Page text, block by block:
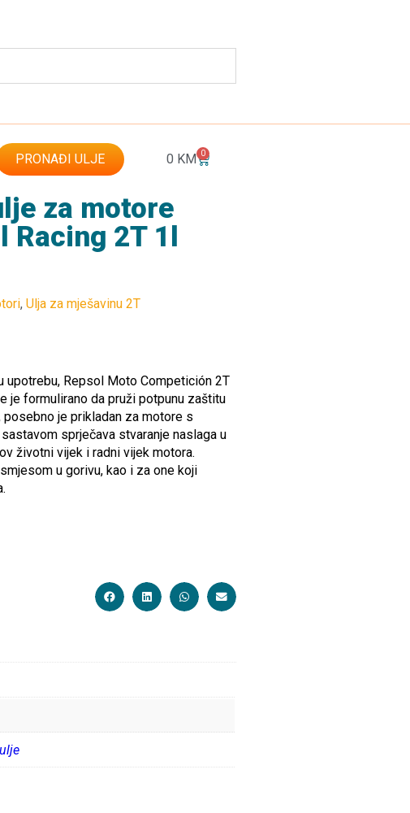
PRONAĐI ULJE 0 KM 0
za motore
Racing 2T 1l
, Ulja za mješavinu 2T
upotrebu, Repsol Moto Competición 2T
je formulirano da pruži potpunu zaštitu
je prikladan za motore s
sprječava stvaranje naslaga u
životni vijek i radni vijek motora.
u gorivu, kao i za one koji